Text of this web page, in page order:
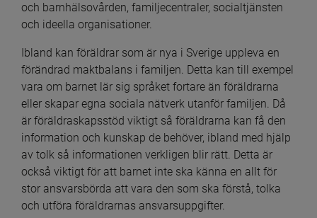
och barnhälsovården, familjecentraler, socialtjänsten
och ideella organisationer.
Ibland kan föräldrar som är nya i Sverige uppleva en
förändrad maktbalans i familjen. Detta kan till exempel
vara om barnet lär sig språket fortare än föräldrarna
eller skapar egna sociala nätverk utanför familjen. Då
är föräldraskapsstöd viktigt så föräldrarna kan få den
information och kunskap de behöver, ibland med hjälp
av tolk så informationen verkligen blir rätt. Detta är
också viktigt för att barnet inte ska känna en allt för
stor ansvarsbörda att vara den som ska förstå, tolka
och utföra föräldrarnas ansvarsuppgifter.